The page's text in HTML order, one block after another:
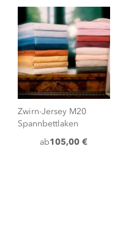
Zwirn-Jersey M20
Spannbettlaken
ab105,00 €